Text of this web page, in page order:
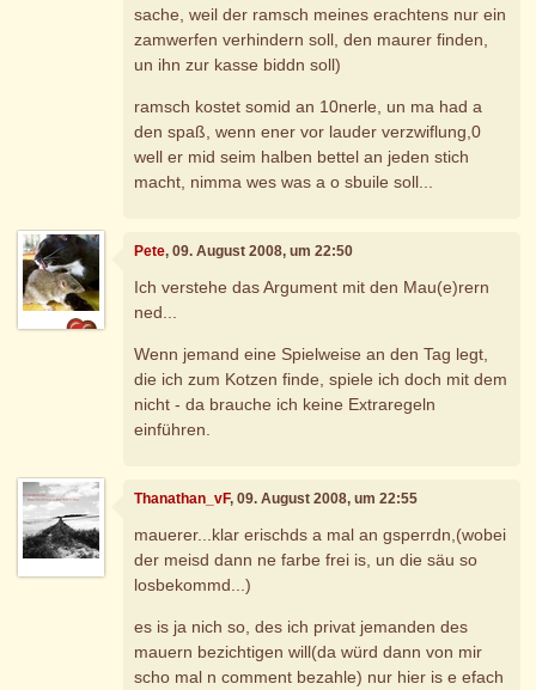
sache, weil der ramsch meines erachtens nur ein
zamwerfen verhindern soll, den maurer finden,
un ihn zur kasse biddn soll)
ramsch kostet somid an 10nerle, un ma had a
den spaß, wenn ener vor lauder verzwiflung,0
well er mid seim halben bettel an jeden stich
macht, nimma wes was a o sbuile soll...
Pete, 09. August 2008, um 22:50
Ich verstehe das Argument mit den Mau(e)rern
ned...
Wenn jemand eine Spielweise an den Tag legt,
die ich zum Kotzen finde, spiele ich doch mit dem
nicht - da brauche ich keine Extraregeln
einführen.
Thanathan_vF, 09. August 2008, um 22:55
mauerer...klar erischds a mal an gsperrdn,(wobei
der meisd dann ne farbe frei is, un die säu so
losbekommd...)
es is ja nich so, des ich privat jemanden des
mauern bezichtigen will(da würd dann von mir
scho mal n comment bezahle) nur hier is e efach